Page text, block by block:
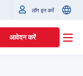
लॉग इन करें
आवेदन करें